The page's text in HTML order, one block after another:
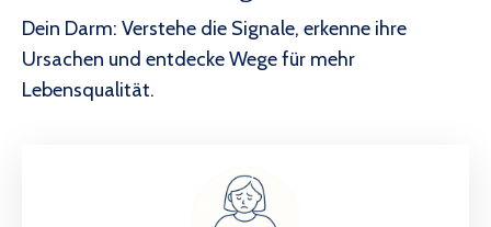
Dein Darm: Verstehe die Signale, erkenne ihre
Ursachen und entdecke Wege für mehr
Lebensqualität.